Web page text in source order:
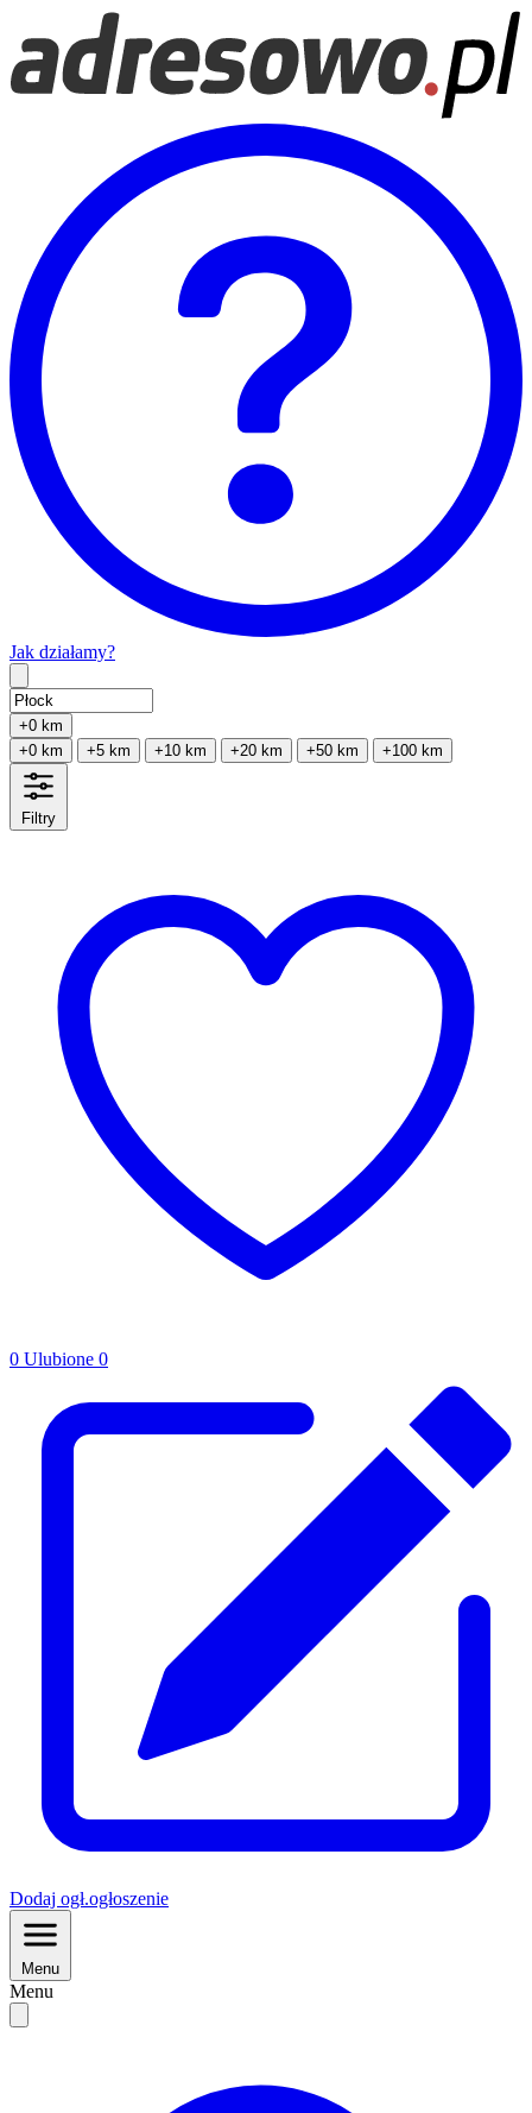
Jak działamy?
+0 km
+0 km
+5 km +10 km +20 km +50 km +100 km
Filtry
0 Ulubione 0
Dodaj ogł.ogłoszenie
Menu
Menu